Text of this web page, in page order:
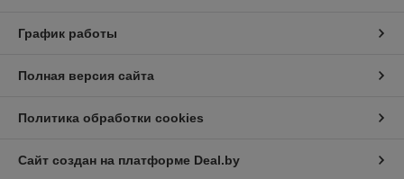
График работы
Полная версия сайта
Политика обработки cookies
Сайт создан на платформе Deal.by